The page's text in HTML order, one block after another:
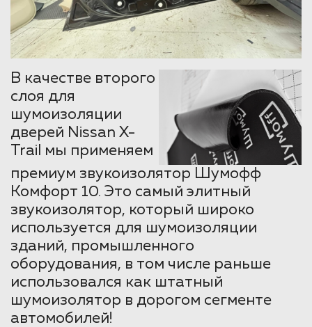
В качестве второго
слоя для
шумоизоляции
дверей Nissan X-
Trail мы применяем
премиум звукоизолятор Шумофф
Комфорт 10. Это самый элитный
звукоизолятор, который широко
используется для шумоизоляции
зданий, промышленного
оборудования, в том числе раньше
использовался как штатный
шумоизолятор в дорогом сегменте
автомобилей!